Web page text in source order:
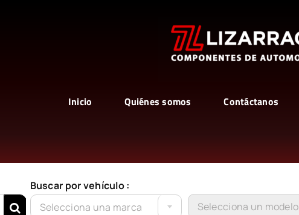
Inicio Quiénes somos Contáctanos
Buscar por vehículo :
Selecciona una marca
Selecciona un modelo